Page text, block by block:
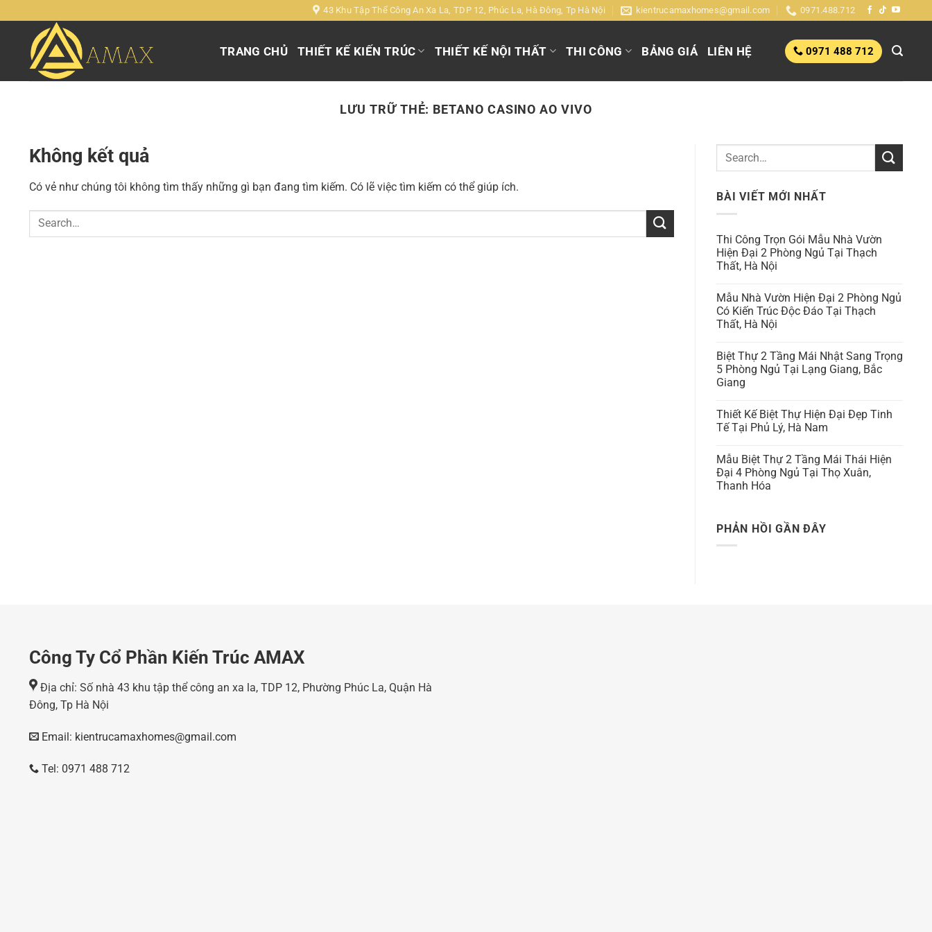
đến
43 Khu Tập Thể Công An Xa La, TDP 12, Phúc La, Hà Đông, Tp Hà Nội kientrucamaxhomes@gmail.com 0971.488.712
TRANG CHỦ THIẾT KẾ KIẾN TRÚC THIẾT KẾ NỘI THẤT THI CÔNG BẢNG GIÁ LIÊN HỆ 0971 488 712
LƯU TRỮ THẺ: BETANO CASINO AO VIVO
Không kết quả
Có vẻ như chúng tôi không tìm thấy những gì bạn đang tìm kiếm. Có lẽ việc tìm kiếm có thể giúp ích.
BÀI VIẾT MỚI NHẤT
Thi Công Trọn Gói Mẫu Nhà Vườn
Hiện Đại 2 Phòng Ngủ Tại Thạch
Thất, Hà Nội
Mẫu Nhà Vườn Hiện Đại 2 Phòng Ngủ
Có Kiến Trúc Độc Đáo Tại Thạch
Thất, Hà Nội
Biệt Thự 2 Tầng Mái Nhật Sang Trọng
5 Phòng Ngủ Tại Lạng Giang, Bắc
Giang
Thiết Kế Biệt Thự Hiện Đại Đẹp Tinh
Tế Tại Phủ Lý, Hà Nam
Mẫu Biệt Thự 2 Tầng Mái Thái Hiện
Đại 4 Phòng Ngủ Tại Thọ Xuân,
Thanh Hóa
PHẢN HỒI GẦN ĐÂY
Công Ty Cổ Phần Kiến Trúc AMAX
Địa chỉ: Số nhà 43 khu tập thể công an xa la, TDP 12, Phường Phúc La, Quận Hà
Đông, Tp Hà Nội
Email: kientrucamaxhomes@gmail.com
Tel: 0971 488 712